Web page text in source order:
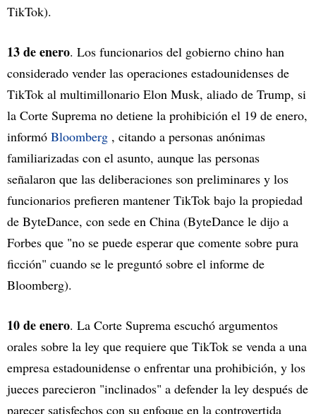
TikTok).
13 de enero. Los funcionarios del gobierno chino han
considerado vender las operaciones estadounidenses de
TikTok al multimillonario Elon Musk, aliado de Trump, si
la Corte Suprema no detiene la prohibición el 19 de enero,
informó Bloomberg , citando a personas anónimas
familiarizadas con el asunto, aunque las personas
señalaron que las deliberaciones son preliminares y los
funcionarios prefieren mantener TikTok bajo la propiedad
de ByteDance, con sede en China (ByteDance le dijo a
Forbes que "no se puede esperar que comente sobre pura
ficción" cuando se le preguntó sobre el informe de
Bloomberg).
10 de enero. La Corte Suprema escuchó argumentos
orales sobre la ley que requiere que TikTok se venda a una
empresa estadounidense o enfrentar una prohibición, y los
jueces parecieron "inclinados" a defender la ley después de
parecer satisfechos con su enfoque en la controvertida